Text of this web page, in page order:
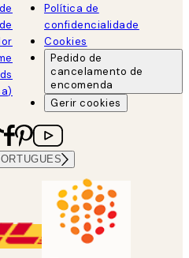
Política de
confidencialidade
Cookies
Pedido de
cancelamento de
encomenda
Gerir cookies